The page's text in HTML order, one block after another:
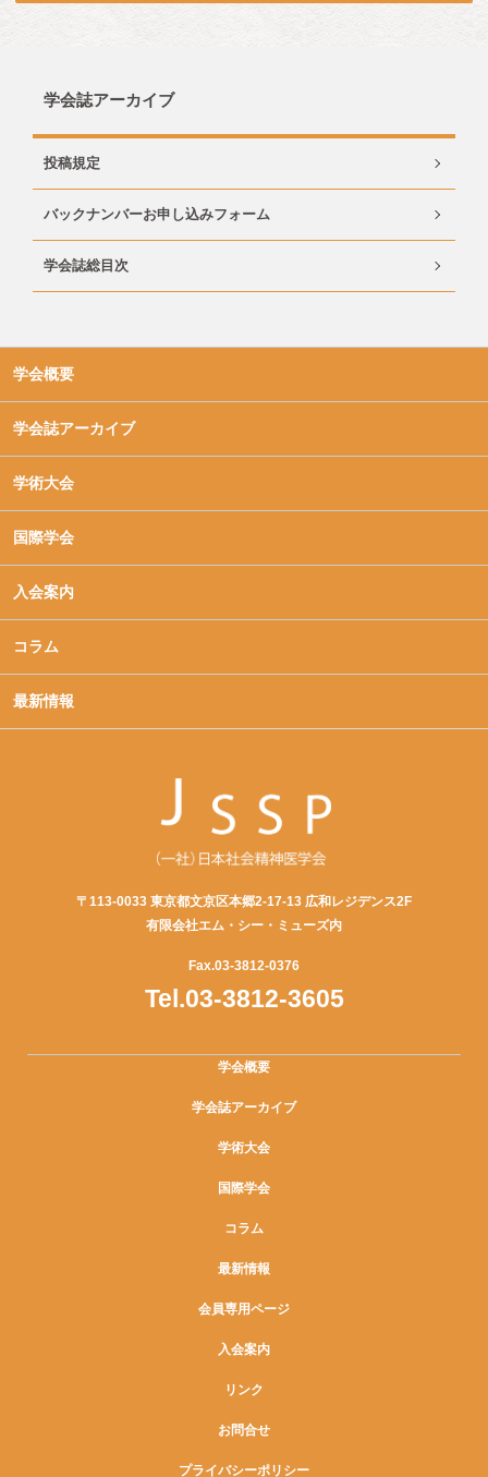
学会誌アーカイブ
投稿規定
バックナンバーお申し込みフォーム
学会誌総目次
学会概要
学会誌アーカイブ
学術大会
国際学会
入会案内
コラム
最新情報
〒113-0033 東京都文京区本郷2-17-13 広和レジデンス2F
有限会社エム・シー・ミューズ内
Fax.03-3812-0376
Tel.03-3812-3605
学会概要
学会誌アーカイブ
学術大会
国際学会
コラム
最新情報
会員専用ページ
入会案内
リンク
お問合せ
プライバシーポリシー